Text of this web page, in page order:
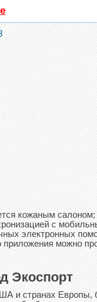
кожаным
с
электронных
можно
Экоспорт
и странах Европы,